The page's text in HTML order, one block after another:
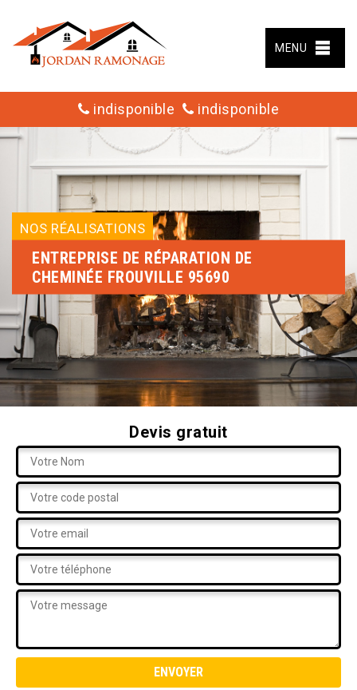
MENU
indisponible indisponible
NOS RÉALISATIONS
ENTREPRISE DE RÉPARATION DE
CHEMINÉE FROUVILLE 95690
Devis gratuit